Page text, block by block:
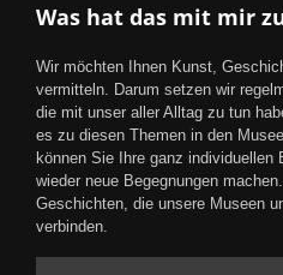
Was hat das mit mir
Wir möchten Ihnen Kunst,
vermitteln. Darum setzen wir
die mit unser aller Alltag zu tun
es zu diesen Themen in den
können Sie Ihre ganz individuellen
wieder neue Begegnungen
Geschichten, die unsere Museen
verbinden.